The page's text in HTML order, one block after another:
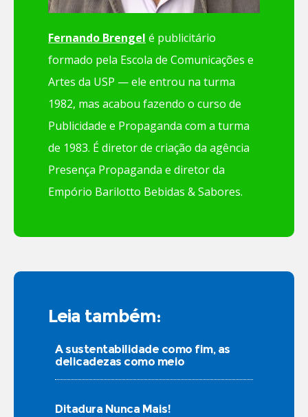
Fernando Brengel é publicitário
formado pela Escola de Comunicações e
Artes da USP — ele entrou na turma
1982, mas acabou fazendo o curso de
Publicidade e Propaganda com a turma
de 1983. É diretor de criação da agência
Presença Propaganda e diretor da
Empório Barilotto Bebidas & Sabores.
Leia também:
A sustentabilidade como fim, as
delicadezas como meio
Ditadura Nunca Mais!